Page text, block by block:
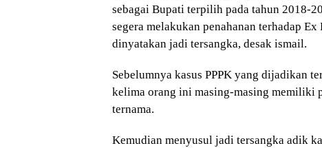
sebagai Bupati terpilih pada tahun 2018-
segera melakukan penahanan terhadap
dinyatakan jadi tersangka, desak ismail.
Sebelumnya kasus PPPK yang dijadikan
kelima orang ini masing-masing memiliki
ternama.
Kemudian menyusul jadi tersangka adik